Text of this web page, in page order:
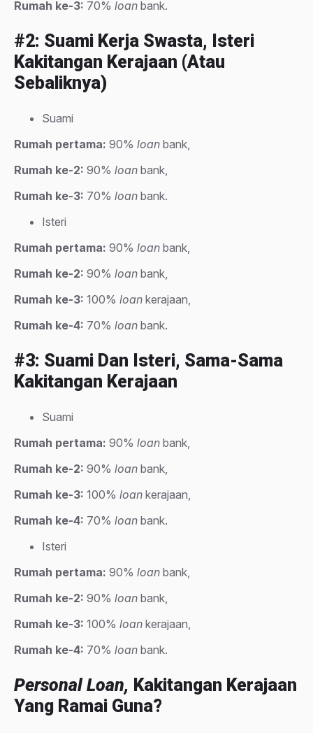
Rumah ke-3: 70% loan bank.
#2: Suami Kerja Swasta, Isteri
Kakitangan Kerajaan (atau
Sebaliknya)
Suami
Rumah pertama: 90% loan bank,
Rumah ke-2: 90% loan bank,
Rumah ke-3: 70% loan bank.
Isteri
Rumah pertama: 90% loan bank,
Rumah ke-2: 90% loan bank,
Rumah ke-3: 100% loan kerajaan,
Rumah ke-4: 70% loan bank.
#3: Suami Dan Isteri, Sama-Sama
Kakitangan Kerajaan
Suami
Rumah pertama: 90% loan bank,
Rumah ke-2: 90% loan bank,
Rumah ke-3: 100% loan kerajaan,
Rumah ke-4: 70% loan bank.
Isteri
Rumah pertama: 90% loan bank,
Rumah ke-2: 90% loan bank,
Rumah ke-3: 100% loan kerajaan,
Rumah ke-4: 70% loan bank.
Personal Loan, Kakitangan Kerajaan
Yang Ramai Guna?